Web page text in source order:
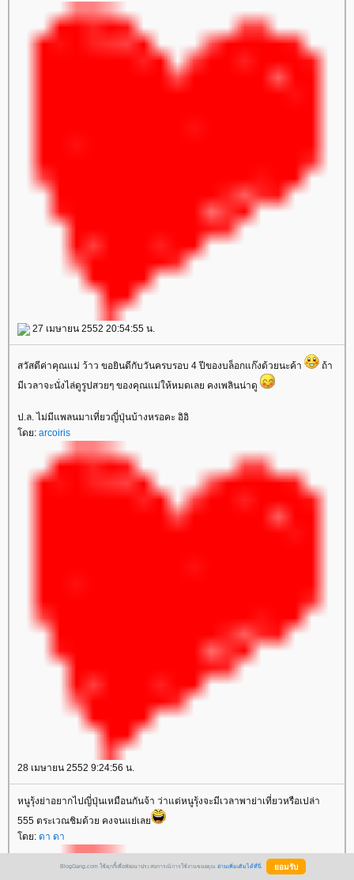
27 เมษายน 2552 20:54:55 น.
สวัสดีค่าคุณแม่ ว้าว ขอยินดีกับวันครบรอบ 4 ปีของบล็อกแก๊งด้วยนะค้า
ถ้า
มีเวลาจะนั่งไล่ดูรูปสวยๆ ของคุณแม่ให้หมดเลย คงเพลินน่าดู
ป.ล. ไม่มีแพลนมาเที่ยวญี่ปุ่นบ้างหรอคะ อิอิ
ดย: arcoiris
28 เมษายน 2552 9:24:56 น.
หนูรุ้งย่าอยากไปญี่ปุ่นเหมือนกันจ้า ว่าแต่หนูรุ้งจะมีเวลาพาย่าเที่ยวหรือเปล่า
555 ตระเวณชิมด้วย คงจนแย่เล
ดย: ดา ดา
BlogGang.com ใช้คุกกี้เพื่อพัฒนาประสบการณ์การใช้งานของคุณ อ่านเพิ่มเติมได้ที่นี่